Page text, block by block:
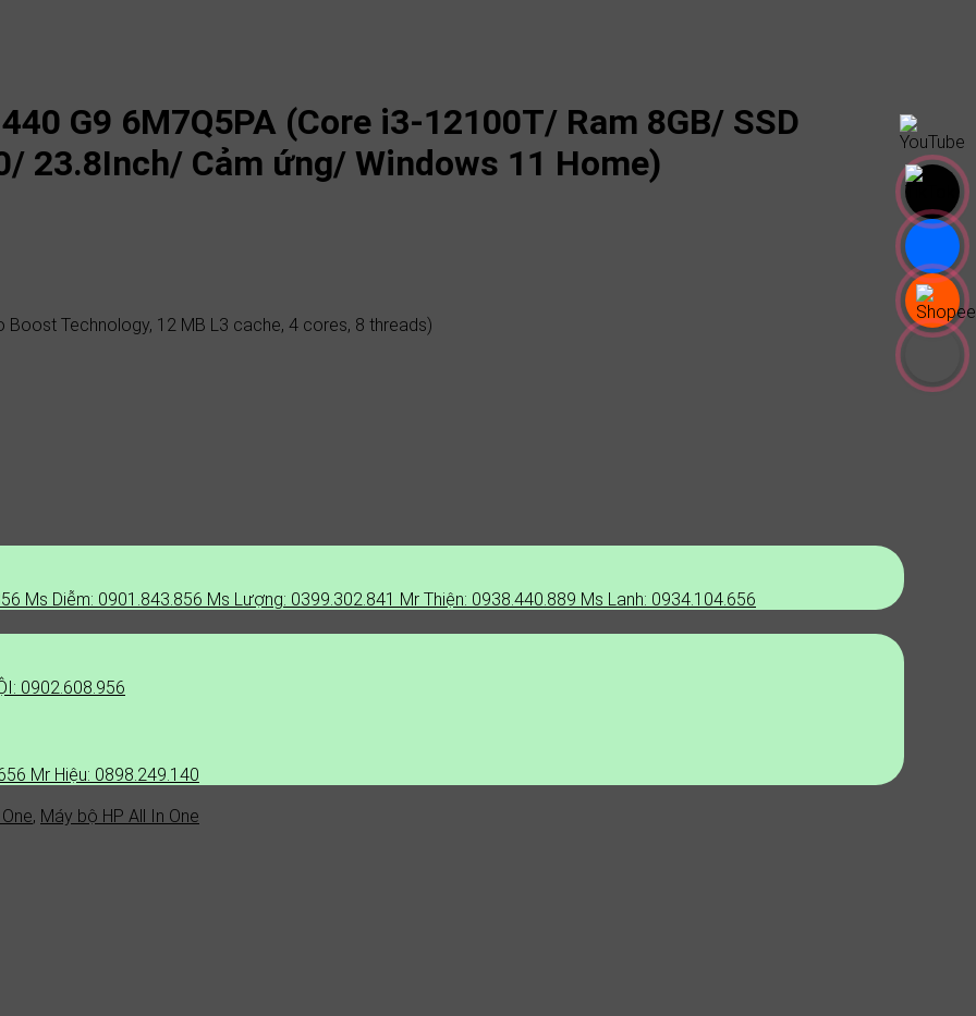
G9 6M7Q5PA (Core i3-12100T/ Ram 8GB/ SSD
23.8Inch/ Cảm ứng/ Windows 11 Home)
Boost Technology, 12 MB L3 cache, 4 cores, 8 threads)
Ms Diễm: 0901.843.856 Ms Lượng: 0399.302.841 Mr Thiện: 0938.440.889 Ms Lanh: 0934.104.656
0902.608.956
Mr Hiệu: 0898.249.140
, Máy bộ HP All In One